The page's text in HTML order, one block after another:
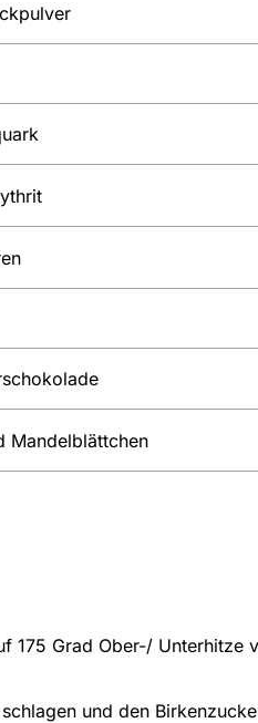
Mandelblättchen
175 Grad Ober-/ Unterhitze
und den